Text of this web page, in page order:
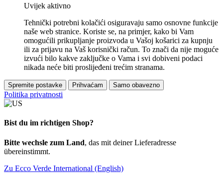
Uvijek aktivno
Tehnički potrebni kolačići osiguravaju samo osnovne funkcije
naše web stranice. Koriste se, na primjer, kako bi Vam
omogućili prikupljanje proizvoda u Vašoj košarici za kupnju
ili za prijavu na Vaš korisnički račun. To znači da nije moguće
izvući bilo kakve zaključke o Vama i svi dobiveni podaci
nikada neće biti proslijeđeni trećim stranama.
Spremite postavke Prihvaćam Samo obavezno
Politika privatnosti
Bist du im richtigen Shop?
Bitte wechsle zum Land, das mit deiner Lieferadresse
übereinstimmt.
Zu Ecco Verde International (English)